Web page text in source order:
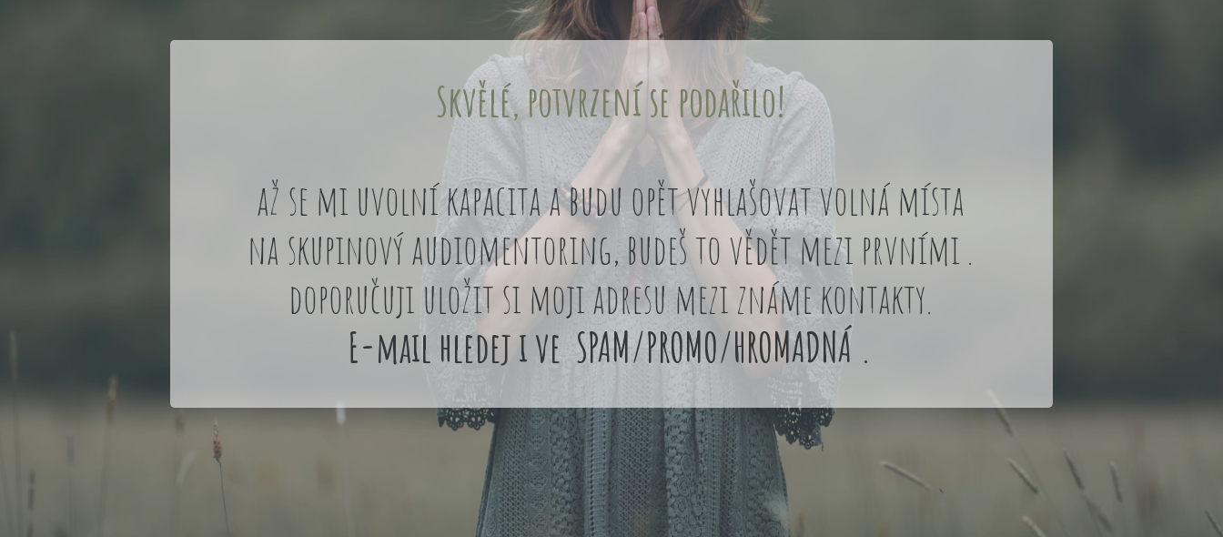
Skvělé, potvrzení se podařilo!
až se mi uvolní kapacita a budu opět vyhlašovat volná místa
na skupinový audiomentoring, budeš to vědět mezi prvními .
doporučuji uložit si moji adresu mezi známe kontakty.
E-mail hledej i ve SPAM/PROMO/HROMADNÁ .